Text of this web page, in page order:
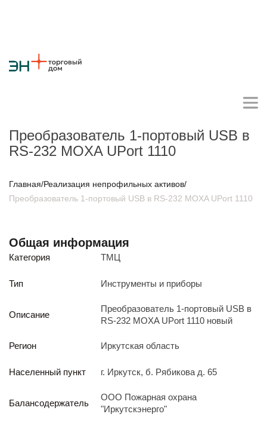
Личный кабинет поставщика
Закупки товаров
Закупки работ и услуг
Следите за нами
ул. Рабочая, 22
Преобразователь 1-портовый USB в
RS-232 MOXA UPort 1110
Главная/Реализация непрофильных активов/
Преобразователь 1-портовый USB в RS-232 MOXA UPort 1110
Общая информация
Категория ТМЦ
Тип Инструменты и приборы
Описание
Преобразователь 1-портовый USB в
RS-232 MOXA UPort 1110 новый
Регион Иркутская область
Населенный пункт г. Иркутск, б. Рябикова д. 65
Балансодержатель
ООО Пожарная охрана
"Иркутскэнерго"